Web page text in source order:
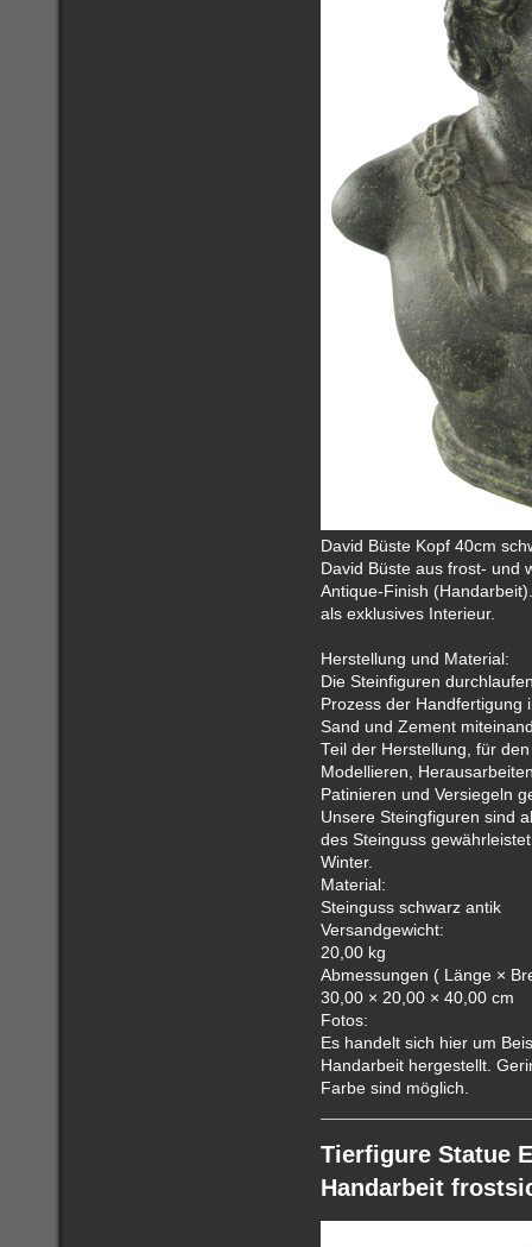
David Büste Kopf 40cm
David Büste aus frost- und
Antique-Finish
als exklusives Interieur.
Herstellung und Material:
Die Steinfiguren
Prozess der Handfertigung
Sand und Zement
Teil der Herstellung, für
Modellieren,
Patinieren und Versiegeln
Unsere Steingfiguren sind
des Steinguss
Winter.
Material:
Steinguss schwarz antik
Versandgewicht:
20,00 kg
Abmessungen ( Länge ×
30,00 × 20,00 × 40,00 cm
Fotos:
Es handelt sich hier um
Handarbeit hergestellt.
Farbe sind möglich.
Tierfigure Statue
Handarbeit